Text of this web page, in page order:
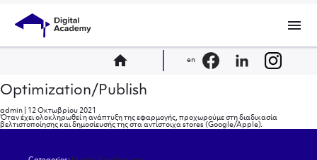
menu
home en
Optimization/Publish
admin
12 Οκτωβρίου 2021
Όταν έχει ολοκληρωθεί η ανάπτυξη της εφαρμογής, προχωρούμε στη διαδικασία
βελτιστοποίησης και δημοσίευσής της στα αντίστοιχα stores (Google/Apple).